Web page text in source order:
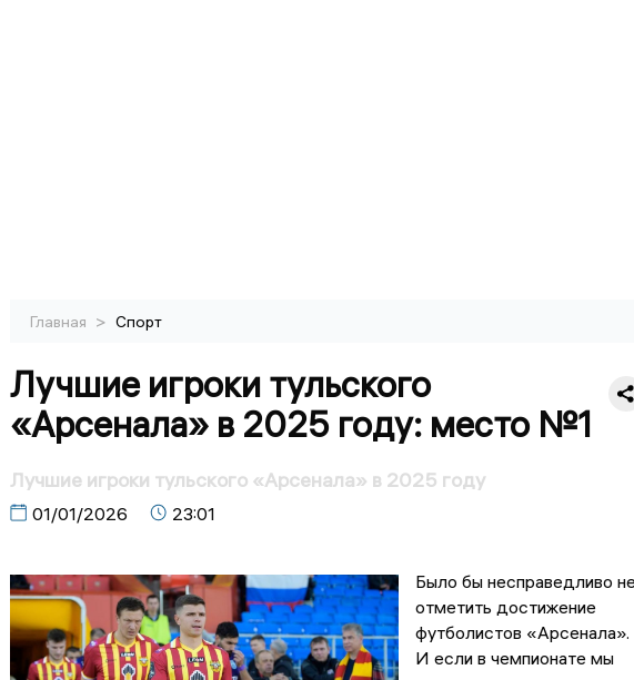
Главная > Спорт
Лучшие игроки тульского
«Арсенала» в 2025 году: место №1
Лучшие игроки тульского «Арсенала» в 2025 году
01/01/2026 23:01
Было бы несправедливо
отметить достижение
футболистов «Арсенала».
И если в чемпионате мы